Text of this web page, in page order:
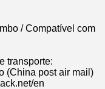
/ Compatível com
transporte:
(China post air mail)
en